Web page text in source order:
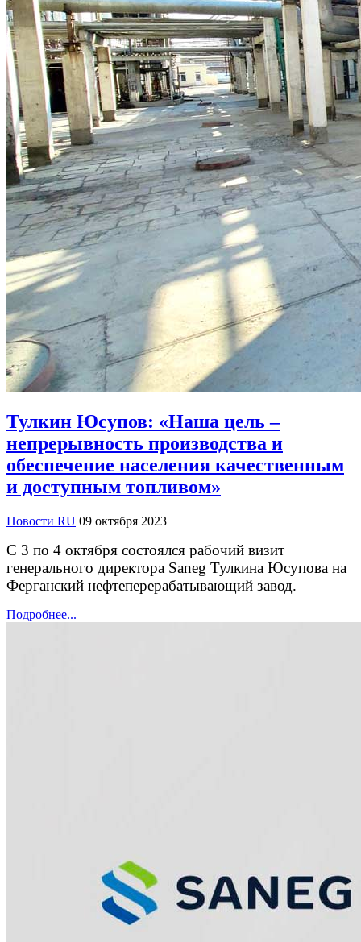
Тулкин Юсупов: «Наша цель –
непрерывность производства и
обеспечение населения качественным
и доступным топливом»
Новости RU 09 октября 2023
С 3 по 4 октября состоялся рабочий визит
генерального директора Saneg Тулкина Юсупова на
Ферганский нефтеперерабатывающий завод.
Подробнее...